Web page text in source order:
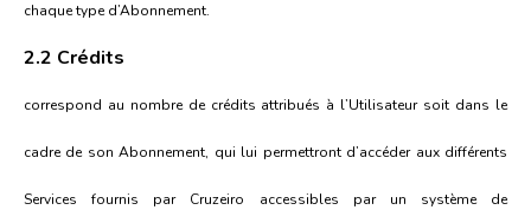
chaque type d’Abonnement.
2.2 Crédits
correspond au nombre de crédits attribués à l’Utilisateur soit dans le
cadre de son Abonnement, qui lui permettront d’accéder aux différents
Services fournis par Cruzeiro accessibles par un système de